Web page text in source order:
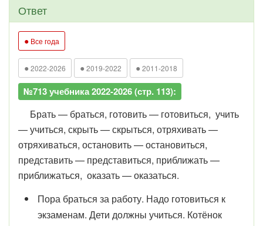
Ответ
● Все года
● 2022-2026 ● 2019-2022 ● 2011-2018
№713 учебника 2022-2026 (стр. 113):
Брать — браться, готовить — готовиться, учить
— учиться, скрыть — скрыться, отряхивать —
отряхиваться, остановить — остановиться,
представить — представиться, приближать —
приближаться, оказать — оказаться.
Пора браться за работу. Надо готовиться к
экзаменам. Дети должны учиться. Котёнок